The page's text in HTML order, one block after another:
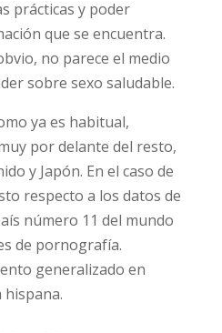
prácticas y poder
que se encuentra.
no parece el medio
ya es habitual,
por delante del
Unido y Japón. En el
un puesto respecto a
a ser el país número
consumidores de